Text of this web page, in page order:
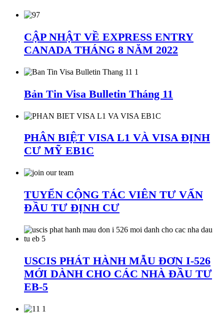
CẬP NHẬT VỀ EXPRESS ENTRY
CANADA THÁNG 8 NĂM 2022
Bản Tin Visa Bulletin Tháng 11
PHÂN BIỆT VISA L1 VÀ VISA ĐỊNH
CƯ MỸ EB1C
TUYỂN CỘNG TÁC VIÊN TƯ VẤN
ĐẦU TƯ ĐỊNH CƯ
USCIS PHÁT HÀNH MẪU ĐƠN I-526
MỚI DÀNH CHO CÁC NHÀ ĐẦU TƯ
EB-5